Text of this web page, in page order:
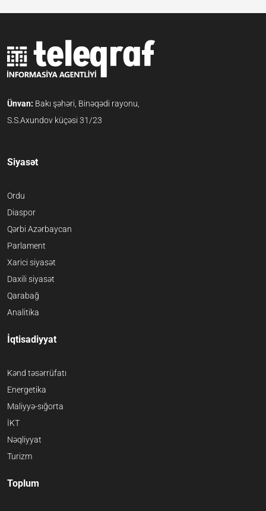
Ünvan: Bakı şəhəri, Binəqədi rayonu,
S.S.Axundov küçəsi 31/23
Siyasət
Ordu
Diaspor
Qərbi Azərbaycan
Parlament
Xarici siyasət
Daxili siyasət
Qarabağ
Analitika
İqtisadiyyat
Kənd təsərrüfatı
Energetika
Maliyyə-sığorta
İKT
Nəqliyyat
Turizm
Toplum